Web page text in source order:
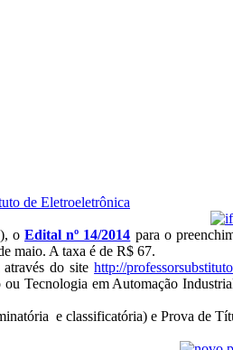
de Eletroeletrônica
o Edital nº 14/2014 para o
maio. A taxa é de R$ 67.
através do sitehttp://
Tecnologia em Automação
e classificatória) e Prova de